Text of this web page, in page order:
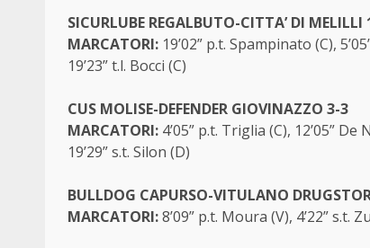
SICURLUBE REGALBUTO-CITTA’ DI MELILLI
MARCATORI: 19’02” p.t. Spampinato (C),
19’23” t.l. Bocci (C)
CUS MOLISE-DEFENDER GIOVINAZZO 3-3
MARCATORI: 4’05” p.t. Triglia (C), 12’05” De
19’29” s.t. Silon (D)
BULLDOG CAPURSO-VITULANO
MARCATORI:8’09” p.t. Moura (V), 4’22” s.t.